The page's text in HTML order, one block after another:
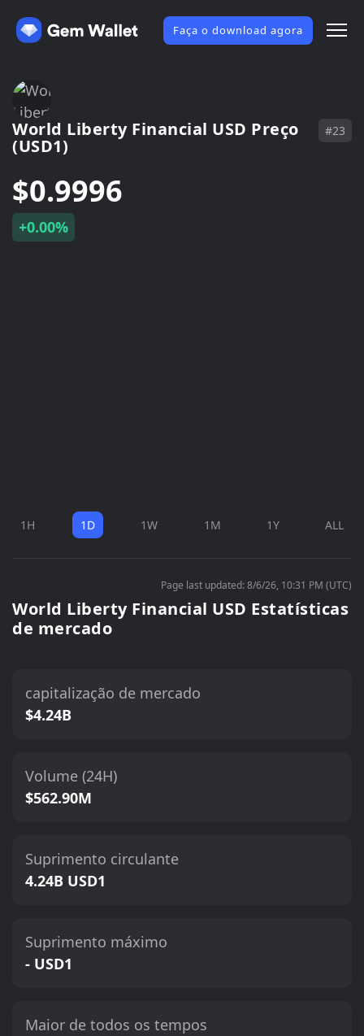
Faça o download agora
World Liberty Financial USD Preço
(USD1)
#23
$0.9996
+0.00%
1H 1D 1W 1M 1Y ALL
Page last updated: 8/6/26, 10:31 PM (UTC)
World Liberty Financial USD Estatísticas
de mercado
capitalização de mercado
$4.24B
Volume (24H)
$562.90M
Suprimento circulante
4.24B USD1
Suprimento máximo
- USD1
Maior de todos os tempos